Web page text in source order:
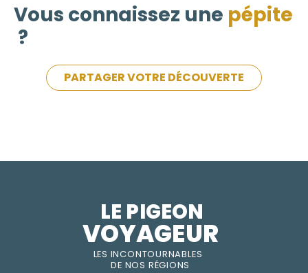
Vous connaissez une pépite
?
PARTAGER VOTRE DÉCOUVERTE
LES INCONTOURNABLES
DE NOS RÉGIONS
LE PIGEON
VOYAGEUR